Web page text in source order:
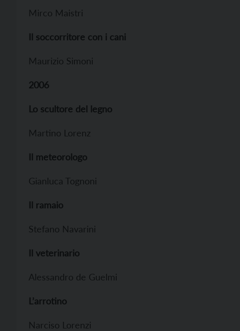
Mirco Maistri
Il soccorritore con i cani
Maurizio Simoni
2006
Lo scultore del legno
Martino Lorenz
Il meteorologo
Gianluca Tognoni
Il ramaio
Stefano Navarini
Il veterinario
Alessandro de Guelmi
L’arrotino
Narciso Lorenzi